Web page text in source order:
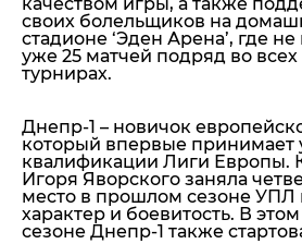
своих болельщиков на
стадионе ‘Эден Арена’, где
уже 25 матчей подряд во всех
турнирах.
Днепр-1 – новичок
который впервые принимает
квалификации Лиги Европы.
Игоря Яворского заняла
место в прошлом сезоне УПЛ
характер и боевитость. В этом
сезоне Днепр-1 также